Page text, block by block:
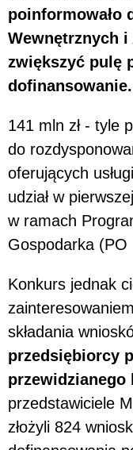
poinformowało
Wewnętrznych
zwiększyć pulę
dofinansowanie.
141 mln zł - tyle
do
oferujących
udział w
w ramach
Gospodarka (PO
Konkurs jednak
składania
przedsiębiorcy
przewidzianego
przedstawiciele
złożyli 824